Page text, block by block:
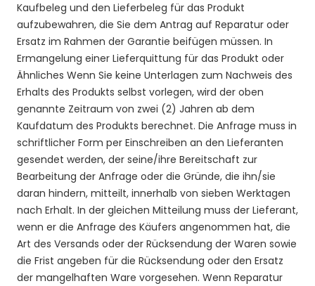
Kaufbeleg und den Lieferbeleg für das Produkt
aufzubewahren, die Sie dem Antrag auf Reparatur oder
Ersatz im Rahmen der Garantie beifügen müssen. In
Ermangelung einer Lieferquittung für das Produkt oder
Ähnliches Wenn Sie keine Unterlagen zum Nachweis des
Erhalts des Produkts selbst vorlegen, wird der oben
genannte Zeitraum von zwei (2) Jahren ab dem
Kaufdatum des Produkts berechnet. Die Anfrage muss in
schriftlicher Form per Einschreiben an den Lieferanten
gesendet werden, der seine/ihre Bereitschaft zur
Bearbeitung der Anfrage oder die Gründe, die ihn/sie
daran hindern, mitteilt, innerhalb von sieben Werktagen
nach Erhalt. In der gleichen Mitteilung muss der Lieferant,
wenn er die Anfrage des Käufers angenommen hat, die
Art des Versands oder der Rücksendung der Waren sowie
die Frist angeben für die Rücksendung oder den Ersatz
der mangelhaften Ware vorgesehen. Wenn Reparatur